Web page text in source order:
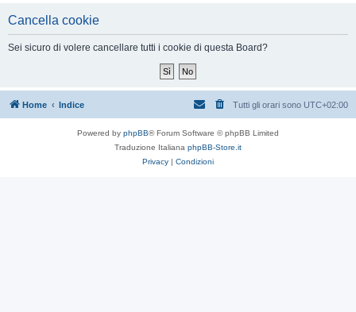
Cancella cookie
Sei sicuro di volere cancellare tutti i cookie di questa Board?
Home Indice Tutti gli orari sono UTC+02:00
Powered by phpBB® Forum Software © phpBB Limited
Traduzione Italiana phpBB-Store.it
Privacy | Condizioni